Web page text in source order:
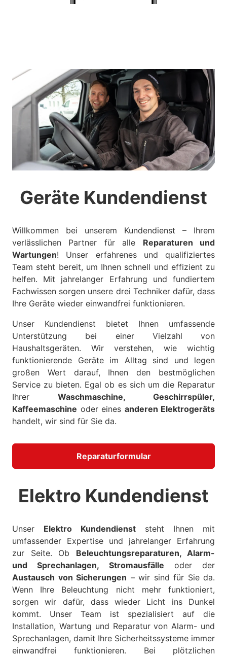
Geräte Kundendienst
Willkommen bei unserem Kundendienst – Ihrem
verlässlichen Partner für alle Reparaturen und
Wartungen! Unser erfahrenes und qualifiziertes
Team steht bereit, um Ihnen schnell und effizient zu
helfen. Mit jahrelanger Erfahrung und fundiertem
Fachwissen sorgen unsere drei Techniker dafür, dass
Ihre Geräte wieder einwandfrei funktionieren.
Unser Kundendienst bietet Ihnen umfassende
Unterstützung bei einer Vielzahl von
Haushaltsgeräten. Wir verstehen, wie wichtig
funktionierende Geräte im Alltag sind und legen
großen Wert darauf, Ihnen den bestmöglichen
Service zu bieten. Egal ob es sich um die Reparatur
Ihrer Waschmaschine, Geschirrspüler,
Kaffeemaschine oder eines anderen Elektrogeräts
handelt, wir sind für Sie da.
Reparaturformular
Elektro Kundendienst
Unser Elektro Kundendienst steht Ihnen mit
umfassender Expertise und jahrelanger Erfahrung
zur Seite. Ob Beleuchtungsreparaturen, Alarm-
und Sprechanlagen, Stromausfälle oder der
Austausch von Sicherungen – wir sind für Sie da.
Wenn Ihre Beleuchtung nicht mehr funktioniert,
sorgen wir dafür, dass wieder Licht ins Dunkel
kommt. Unser Team ist spezialisiert auf die
Installation, Wartung und Reparatur von Alarm- und
Sprechanlagen, damit Ihre Sicherheitssysteme immer
einwandfrei funktionieren. Bei plötzlichen